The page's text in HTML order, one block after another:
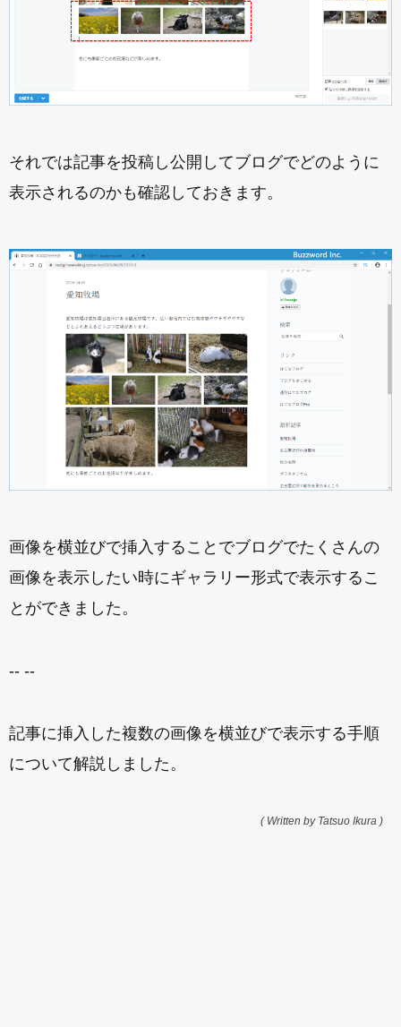
それでは記事を投稿し公開してブログでどのように
表示されるのかも確認しておきます。
画像を横並びで挿入することでブログでたくさんの
画像を表示したい時にギャラリー形式で表示するこ
とができました。
-- --
記事に挿入した複数の画像を横並びで表示する手順
について解説しました。
( Written by Tatsuo Ikura )